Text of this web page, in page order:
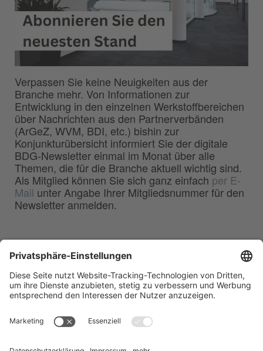
Verpassen Sie keine Neuigkeiten aus der
Branche mehr. Von Informationen zur
Entwicklung in den einzelnen Werkstoffbereichen
über Nachrichten aus den Partnerverbänden
(ArGeZ, WVM, BDI, etc.) bishin zur
Konjunkturübersicht informiert Sie der digitale
BDG-Newsletter einmal im Monat über alle
Themen, die für die Branche aktuell wichtig sind.
Als Mitglied können Sie sich ganz einfach per E-
Mail unter Angabe Ihrer Mitgliedsnummer für den
Newsletter anmelden.
Deutschen Gießerei-Industrie e.V.